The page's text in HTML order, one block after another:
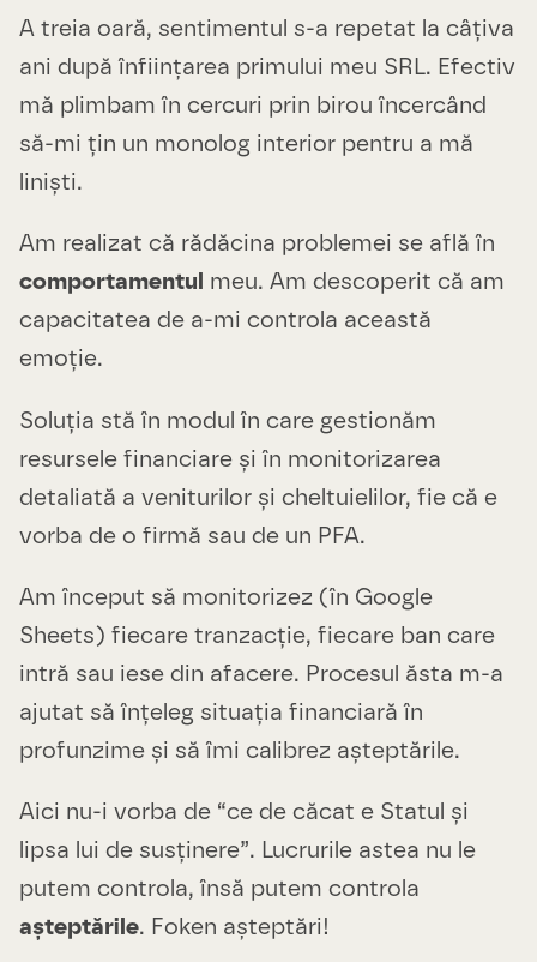
A treia oară, sentimentul s-a repetat la câțiva
ani după înființarea primului meu SRL. Efectiv
mă plimbam în cercuri prin birou încercând
să-mi țin un monolog interior pentru a mă
liniști.
Am realizat că rădăcina problemei se află în
comportamentul meu. Am descoperit că am
capacitatea de a-mi controla această
emoție.
Soluția stă în modul în care gestionăm
resursele financiare și în monitorizarea
detaliată a veniturilor și cheltuielilor, fie că e
vorba de o firmă sau de un PFA.
Am început să monitorizez (în Google
Sheets) fiecare tranzacție, fiecare ban care
intră sau iese din afacere. Procesul ăsta m-a
ajutat să înțeleg situația financiară în
profunzime și să îmi calibrez așteptările.
Aici nu-i vorba de “ce de căcat e Statul și
lipsa lui de susținere”. Lucrurile astea nu le
putem controla, însă putem controla
așteptările. Foken așteptări!